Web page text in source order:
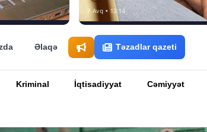
7 Avq • 12:14
Əlaqə Təzadlar qazeti
Kriminal İqtisadiyyat Cəmiyyət